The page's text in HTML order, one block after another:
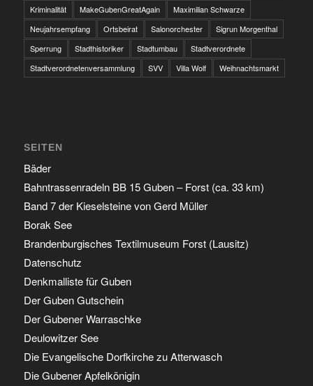
Kriminalität
MakeGubenGreatAgain
Maximilian Schwarze
Neujahrsempfang
Ortsbeirat Salonorchester
Sigrun Morgenthal
Sperrung
Stadthistoriker Stadtumbau
Stadtverordnete
Stadtverordnetenversammlung
SVV Villa Wolf Weihnachtsmarkt
SEITEN
Bäder
Bahntrassenradeln BB 15 Guben – Forst (ca. 33 km)
Band 7 der Kieselsteine von Gerd Müller
Borak See
Brandenburgisches Textilmuseum Forst (Lausitz)
Datenschutz
Denkmalliste für Guben
Der Guben Gutschein
Der Gubener Warraschke
Deulowitzer See
Die Evangelische Dorfkirche zu Atterwasch
Die Gubener Apfelkönigin